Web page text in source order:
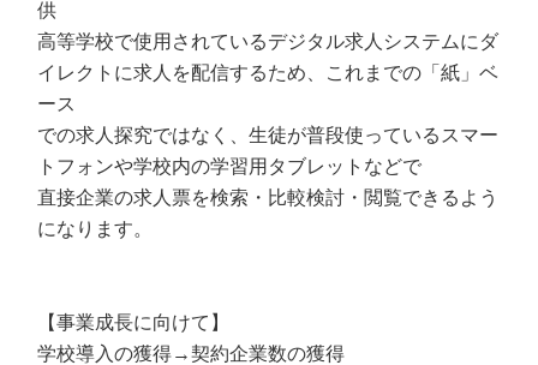
供
高等学校で使用されているデジタル求人システムにダ
イレクトに求人を配信するため、これまでの「紙」ベ
ース
での求人探究ではなく、生徒が普段使っているスマー
トフォンや学校内の学習用タブレットなどで
直接企業の求人票を検索・比較検討・閲覧できるよう
になります。
【事業成長に向けて】
学校導入の獲得→契約企業数の獲得